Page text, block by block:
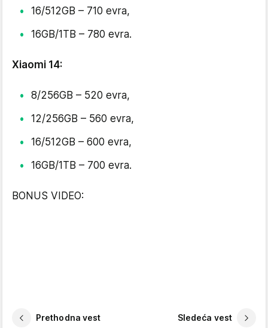
16/512GB – 710 evra,
16GB/1TB – 780 evra.
Xiaomi 14:
8/256GB – 520 evra,
12/256GB – 560 evra,
16/512GB – 600 evra,
16GB/1TB – 700 evra.
BONUS VIDEO:
Prethodna vest Sledeća vest